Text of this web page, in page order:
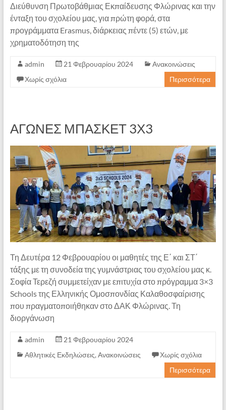
Διεύθυνση Πρωτοβάθμιας Εκπαίδευσης Φλώρινας και την
ένταξη του σχολείου μας, για πρώτη φορά, στα
προγράμματα Erasmus, διάρκειας πέντε (5) ετών, με
χρηματοδότηση της
admin 21 Φεβρουαρίου 2024
Ανακοινώσεις
Χωρίς σχόλια
Περισσότερα
ΑΓΩΝΕΣ ΜΠΑΣΚΕΤ 3Χ3
Τη Δευτέρα 12 Φεβρουαρίου οι μαθητές της Ε΄ και ΣΤ΄
τάξης με τη συνοδεία της γυμνάστριας του σχολείου μας κ.
Σοφία Τερεζή συμμετείχαν με επιτυχία στο πρόγραμμα 3×3
Schools της Ελληνικής Ομοσπονδίας Καλαθοσφαίρισης
που πραγματοποιήθηκαν στο ΔΑΚ Φλώρινας. Τη
διοργάνωση
admin
21 Φεβρουαρίου 2024
Αθλητικές Εκδηλώσεις, Ανακοινώσεις
Χωρίς σχόλια
Περισσότερα